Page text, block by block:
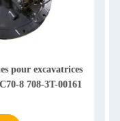
Excavateur pompe
principale Assy 708-